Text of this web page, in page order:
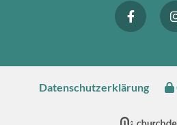
Datenschutzerklärung